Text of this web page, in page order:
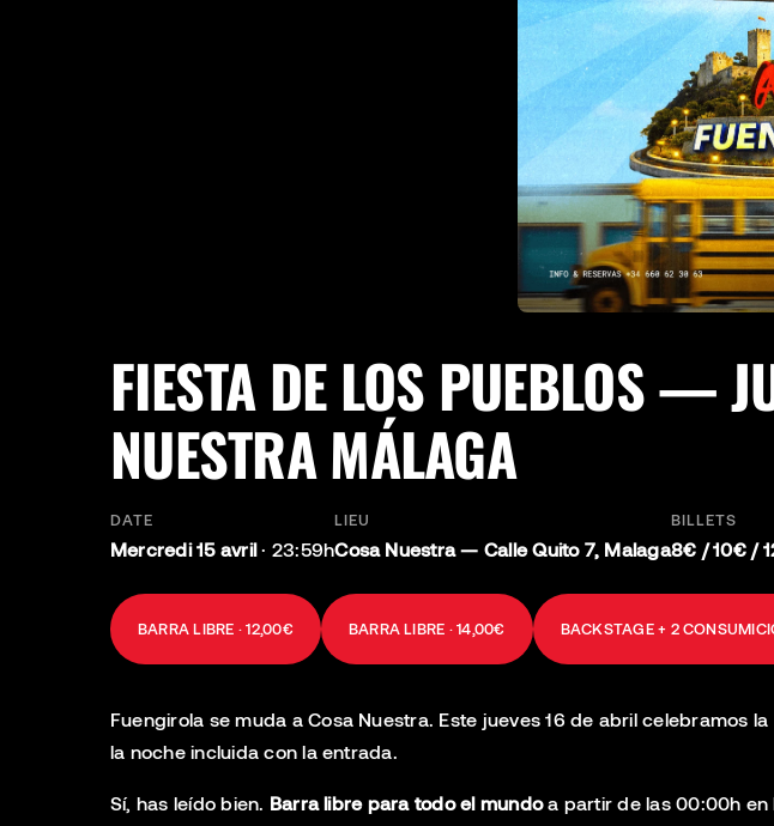
FIESTA DE LOS PUEBLOS —
NUESTRA MÁLAGA
DATE
Mercredi 15 avril· 23:59h
LIEU
Cosa Nuestra — Calle Quito 7, Malaga
BILLETS
8€ / 10€ /
BARRA LIBRE · 12,00€ BARRA LIBRE · 14,00€ BACKSTAGE + 2
Fuengirola se muda a Cosa Nuestra. Este jueves 16 de abril celebramos la
la noche incluida con la entrada.
Sí, has leído bien. Barra libre para todo el mundoa partir de las 00:00h en